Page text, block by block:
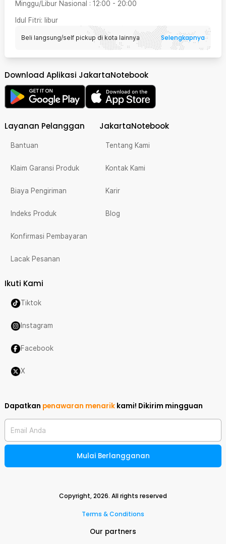
Minggu/Libur Nasional : 12:00 - 20:00
Idul Fitri: libur
Beli langsung/self pickup di kota lainnya Selengkapnya
Download Aplikasi JakartaNotebook
Layanan Pelanggan
Bantuan
Klaim Garansi Produk
Biaya Pengiriman
Indeks Produk
Konfirmasi Pembayaran
Lacak Pesanan
JakartaNotebook
Tentang Kami
Kontak Kami
Karir
Blog
Ikuti Kami
Tiktok
Instagram
Facebook
X
Dapatkan penawaran menarik kami! Dikirim mingguan
Email Anda
Mulai Berlangganan
Copyright,2026. All rights reserved
Terms & Conditions
Our partners